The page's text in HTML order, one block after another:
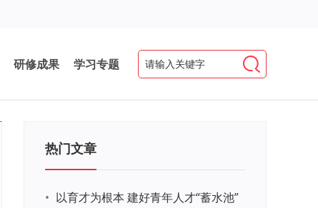
研修成果 学习专题
热门文章
• 以育才为根本 建好青年人才“蓄水池”